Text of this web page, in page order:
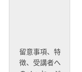
留意事項、特
徴、受講者へ